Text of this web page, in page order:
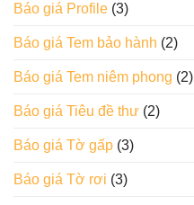
Báo giá Profile (3)
Báo giá Tem bảo hành (2)
Báo giá Tem niêm phong (2)
Báo giá Tiêu đề thư (2)
Báo giá Tờ gấp (3)
Báo giá Tờ rơi (3)